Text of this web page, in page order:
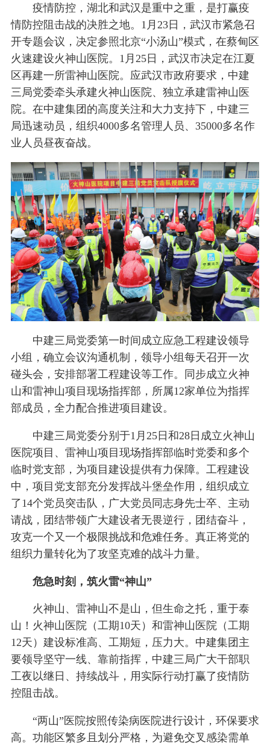
疫情防控，湖北和武汉是重中之重，是打赢疫
情防控阻击战的决胜之地。1月23日，武汉市紧急召
开专题会议，决定参照北京“小汤山”模式，在蔡甸区
火速建设火神山医院。1月25日，武汉市决定在江夏
区再建一所雷神山医院。应武汉市政府要求，中建
三局党委牵头承建火神山医院、独立承建雷神山医
院。在中建集团的高度关注和大力支持下，中建三
局迅速动员，组织4000多名管理人员、35000多名作
业人员昼夜奋战。
中建三局党委第一时间成立应急工程建设领导
小组，确立会议沟通机制，领导小组每天召开一次
碰头会，安排部署工程建设等工作。同步成立火神
山和雷神山项目现场指挥部，所属12家单位为指挥
部成员，全力配合推进项目建设。
中建三局党委分别于1月25日和28日成立火神山
医院项目、雷神山项目现场指挥部临时党委和多个
临时党支部，为项目建设提供有力保障。工程建设
中，项目党支部充分发挥战斗堡垒作用，组织成立
了14个党员突击队，广大党员同志身先士卒、主动
请战，团结带领广大建设者无畏逆行，团结奋斗，
攻克一个又一个极限挑战和危难任务。真正将党的
组织力量转化为了攻坚克难的战斗力量。
危急时刻，筑火雷“神山”
火神山、雷神山不是山，但生命之托，重于泰
山！火神山医院（工期10天）和雷神山医院（工期
12天）建设标准高、工期短，压力大。中建集团主
要领导坚守一线、靠前指挥，中建三局广大干部职
工夜以继日、持续战斗，用实际行动打赢了疫情防
控阻击战。
“两山”医院按照传染病医院进行设计，环保要求
高。功能区繁多且划分严格，为避免交叉感染需单